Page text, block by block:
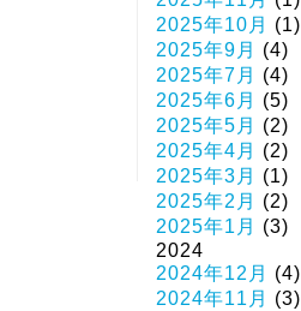
2025年10月
(1)
2025年9月
(4)
2025年7月
(4)
2025年6月
(5)
2025年5月
(2)
2025年4月
(2)
2025年3月
(1)
2025年2月
(2)
2025年1月
(3)
2024
2024年12月
(4)
2024年11月
(3)